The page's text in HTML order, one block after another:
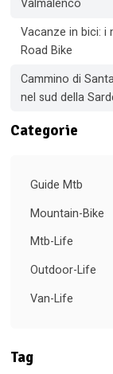
Valmalenco
Vacanze in bici: i
Road Bike
Cammino di
nel sud della
Categorie
Guide Mtb
Mountain-Bike
Mtb-Life
Outdoor-Life
Van-Life
Tag